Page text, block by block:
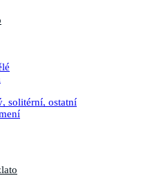
solitérní, ostatní